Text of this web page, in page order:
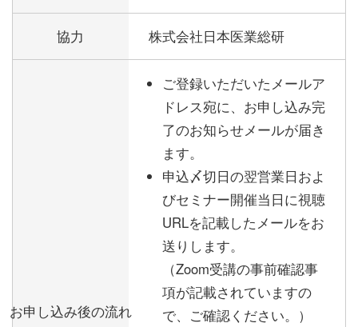
協力 株式会社日本医業総研
お申し込み後の流れ
ご登録いただいたメールア
ドレス宛に、お申し込み完
了のお知らせメールが届き
ます。
申込〆切日の翌営業日およ
びセミナー開催当日に視聴
URLを記載したメールをお
送りします。
（Zoom受講の事前確認事
項が記載されていますの
で、ご確認ください。）